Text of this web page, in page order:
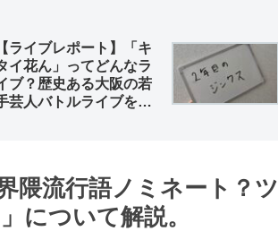
【ライブレポート】「キ
イ花ん」ってどんなラ
ブ？歴史ある大阪の若
芸人バトルライブを徹
隈流行語ノミネート？ツ
について解説。